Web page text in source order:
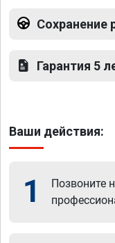
Сохранение
Гарантия 5
Ваши действия:
1 Позвоните